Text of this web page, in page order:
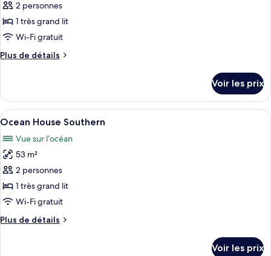
Butterfly
photos
pour
ce
type
de
Upper
Coast
House
Tree
&
Ocean
View
2 personnes
1 très grand lit
Wi-Fi gratuit
Plus de détails
Plus
le
type
de
Upper
Coast
Tree
&
Ocean
View
Voir les prix
Afficher
toutes
les
photos
pour
ce
type
chambre :
Une chambre spacieuse avec un
5
Ocean House Southern
Vue sur l’océan
53 m²
2 personnes
1 très grand lit
Wi-Fi gratuit
Plus de détails
Plus
Voir les prix